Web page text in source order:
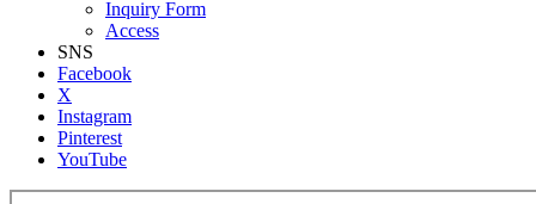
Inquiry Form
Access
SNS
Facebook
X
Instagram
Pinterest
YouTube